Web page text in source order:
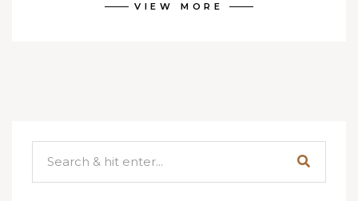
VIEW MORE